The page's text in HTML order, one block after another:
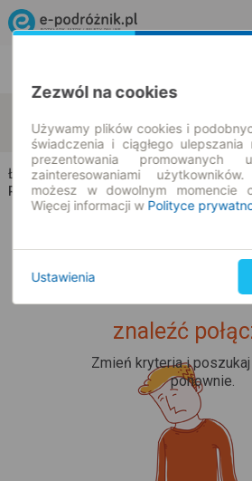
11.08.2026 | -- : --
Łapy → Liza Stara
Rozkład jazdy i bilety
Upss... Nie
znaleźć
Zmień kryteria i poszukaj
ponownie.
Zezwól na cookies
Używamy plików cookies i
świadczenia i ciągłego ulepszania
prezentowania
zainteresowaniami
możesz w dowolnym momencie
Więcej informacji w Polityce
Ustawienia